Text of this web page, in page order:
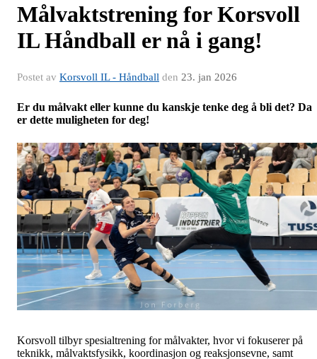
Målvaktstrening for Korsvoll
IL Håndball er nå i gang!
Postet av Korsvoll IL - Håndball den 23. jan 2026
Er du målvakt eller kunne du kanskje tenke deg å bli det? Da
er dette muligheten for deg!
Korsvoll tilbyr spesialtrening for målvakter, hvor vi fokuserer på
teknikk, målvaktsfysikk, koordinasjon og reaksjonsevne, samt